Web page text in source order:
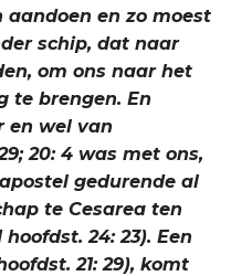
en zo moest
schip, dat naar
om ons naar het
te brengen. En
en wel van
20: 4 was met ons,
gedurende al
te Cesarea ten
24: 23). Een
21: 29), komt